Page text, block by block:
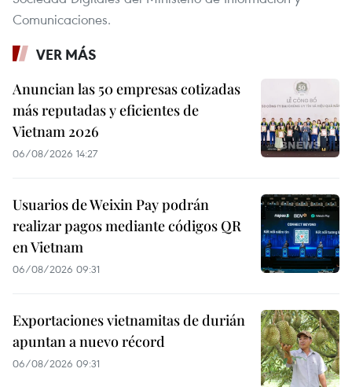
Comunicaciones.
VER MÁS
Anuncian las 50 empresas cotizadas
más reputadas y eficientes de
Vietnam 2026
06/08/2026 14:27
Usuarios de Weixin Pay podrán
realizar pagos mediante códigos QR
en Vietnam
06/08/2026 09:31
Exportaciones vietnamitas de durián
apuntan a nuevo récord
06/08/2026 09:31